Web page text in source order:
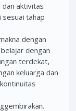
aktivitas
tahap
dengan
dengan
terdekat,
keluarga dan